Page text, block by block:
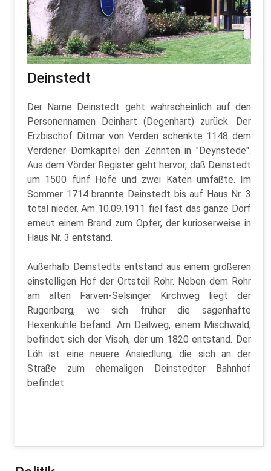
Deinstedt
Der Name Deinstedt geht wahrscheinlich auf den
Personennamen Deinhart (Degenhart) zurück. Der
Erzbischof Ditmar von Verden schenkte 1148 dem
Verdener Domkapitel den Zehnten in "Deynstede".
Aus dem Vörder Register geht hervor, daß Deinstedt
um 1500 fünf Höfe und zwei Katen umfaßte. Im
Sommer 1714 brannte Deinstedt bis auf Haus Nr. 3
total nieder. Am 10.09.1911 fiel fast das ganze Dorf
erneut einem Brand zum Opfer, der kurioserweise in
Haus Nr. 3 entstand.
Außerhalb Deinstedts entstand aus einem größeren
einstelligen Hof der Ortsteil Rohr. Neben dem Rohr
am alten Farven-Selsinger Kirchweg liegt der
Rugenberg, wo sich früher die sagenhafte
Hexenkuhle befand. Am Deilweg, einem Mischwald,
befindet sich der Visoh, der um 1820 entstand. Der
Löh ist eine neuere Ansiedlung, die sich an der
Straße zum ehemaligen Deinstedter Bahnhof
befindet.